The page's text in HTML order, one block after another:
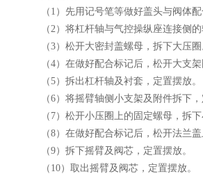
（1）先用记号笔等做好盖头与阀体配
（2）将杠杆轴与气控操纵座连接侧的
（3）松开大密封盖螺母，拆下大压圈
（4）在做好配合标记后，松开大支架
（5）拆出杠杆轴及衬套，定置摆放。
（6）将摇臂轴侧小支架及附件拆下，
（7）松开小压圈上的固定螺母，拆下
（8）在做好配合标记后，松开法兰盖
（9）拆下摇臂及阀芯，定置摆放。
（10）取出摇臂及阀芯，定置摆放。